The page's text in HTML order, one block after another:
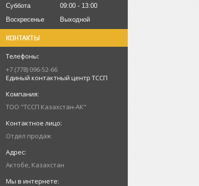
Суббота
09:00
13:00
Воскресенье
Выходной
КОНТАКТЫ
+7 (778) 096-52-66
Единый контактный центр ТССП
ТОО "ТССП Казахстан-АК"
Отдел продаж
Актобе, Казахстан